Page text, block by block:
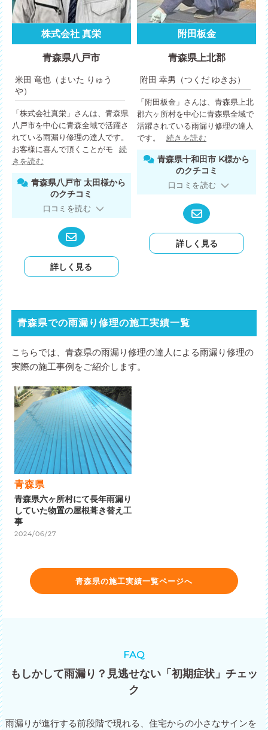
株式会社 真栄
青森県八戸市
米田 竜也（まいた りゅう
や）
「株式会社真栄」さんは、青森県
八戸市を中心に青森全域で活躍さ
れている雨漏り修理の達人です。
お客様に喜んで頂くことがモ
続
きを読む
青森県八戸市 太田様から
のクチコミ
口コミを読む
詳しく見る
附田板金
青森県上北郡
附田 幸男（つくだ ゆきお）
「附田板金」さんは、青森県上北
郡六ヶ所村を中心に青森県全域で
活躍されている雨漏り修理の達人
です。
続きを読む
青森県十和田市 K様から
のクチコミ
口コミを読む
詳しく見る
青森県での雨漏り修理の施工実績一覧
こちらでは、青森県の雨漏り修理の達人による雨漏り修理の
実際の施工事例をご紹介します。
青森県
青森県六ヶ所村にて長年雨漏り
していた物置の屋根葺き替え工
事
2024/06/27
青森県の施工実績一覧ページへ
もしかして雨漏り？見逃せない「初期症状」チェッ
ク
FAQ
雨漏りが進行する前段階で現れる、住宅からの小さなサインを